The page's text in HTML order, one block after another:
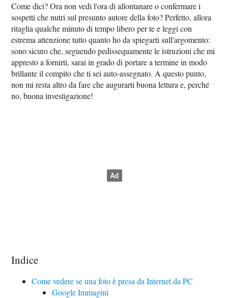
Come dici? Ora non vedi l'ora di allontanare o confermare i
sospetti che nutri sul presunto autore della foto? Perfetto, allora
ritaglia qualche minuto di tempo libero per te e leggi con
estrema attenzione tutto quanto ho da spiegarti sull'argomento:
sono sicuro che, seguendo pedissequamente le istruzioni che mi
appresto a fornirti, sarai in grado di portare a termine in modo
brillante il compito che ti sei auto-assegnato. A questo punto,
non mi resta altro da fare che augurarti buona lettura e, perché
no, buona investigazione!
Indice
Come vedere se una foto è presa da Internet da PC
Google Immagini